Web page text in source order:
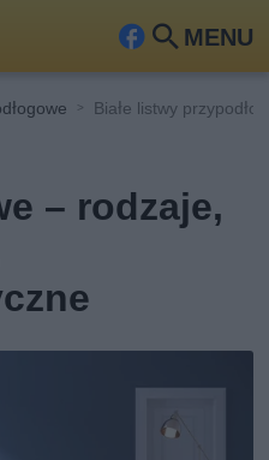
MENU
Fa
ceb
ook
Szu
Białe listwy
– rodzaje,